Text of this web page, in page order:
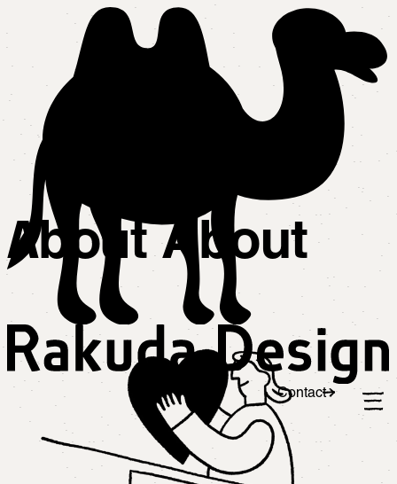
Contact
Ab out About